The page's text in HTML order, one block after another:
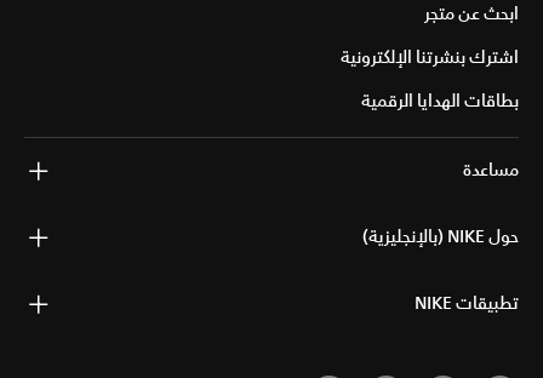
ابحث عن متجر
اشترك بنشرتنا الإلكترونية
بطاقات الهدايا الرقمية
مساعدة
حول NIKE (بالإنجليزية)
تطبيقات NIKE